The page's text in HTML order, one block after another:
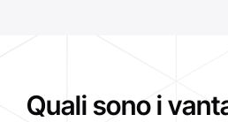
Quali sono i